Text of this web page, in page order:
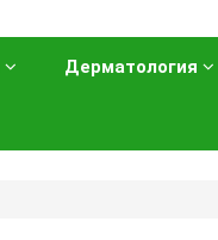
Дерматология